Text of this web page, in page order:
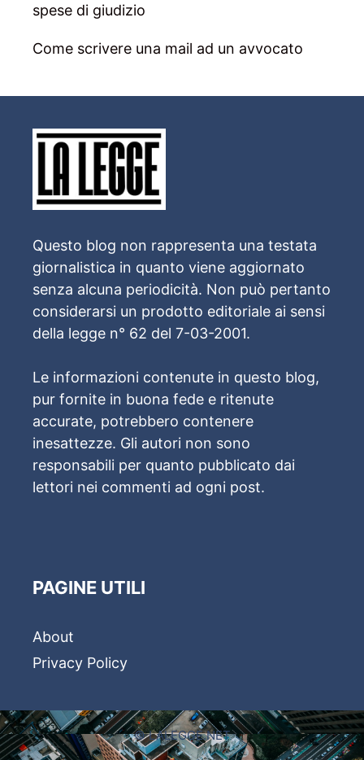
spese di giudizio
Come scrivere una mail ad un avvocato
Questo blog non rappresenta una testata
giornalistica in quanto viene aggiornato
senza alcuna periodicità. Non può pertanto
considerarsi un prodotto editoriale ai sensi
della legge n° 62 del 7-03-2001.
Le informazioni contenute in questo blog,
pur fornite in buona fede e ritenute
accurate, potrebbero contenere
inesattezze. Gli autori non sono
responsabili per quanto pubblicato dai
lettori nei commenti ad ogni post.
PAGINE UTILI
About
Privacy Policy
© LALEGGE.NET